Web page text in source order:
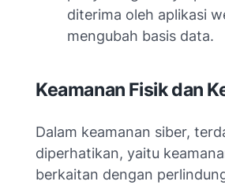
diterima oleh aplikasi
mengubah basis data.
Keamanan Fisik dan
Dalam keamanan siber,
diperhatikan, yaitu
berkaitan dengan